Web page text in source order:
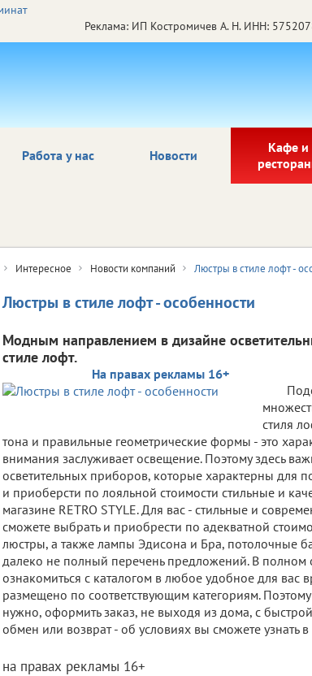
Реклама: ИП Костромичев А. Н. ИНН:
Работа у нас Новости
Кафе и
Интересное Новости компаний Люстры в стиле лофт -
Люстры в стиле лофт - особенности
Модным направлением в дизайне
стиле лофт.
На правах рекламы 16+
стиля
тона и правильные геометрические формы - это
внимания заслуживает освещение. Поэтому здесь
осветительных приборов, которые характерны для
и приоберсти по лояльной стоимости стильные и
магазине RETRO STYLE. Для вас - стильные и
сможете выбрать и приобрести по адекватной
люстры, а также лампы Эдисона и Бра, потолочные
далеко не полный перечень предложений. В полном
ознакомиться с каталогом в любое удобное для вас
размещено по соответствующим категориям.
нужно, оформить заказ, не выходя из дома, с
обмен или возврат - об условиях вы сможете узнать
на правах рекламы 16+